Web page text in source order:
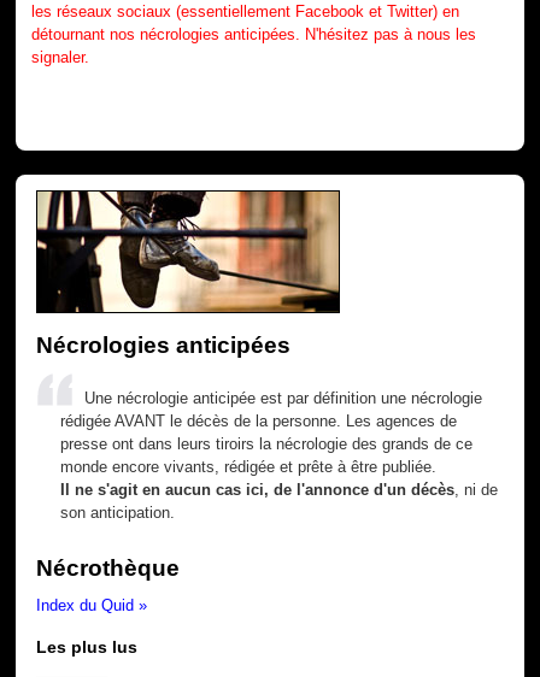
les réseaux sociaux (essentiellement Facebook et Twitter) en
détournant nos nécrologies anticipées. N'hésitez pas à nous les
signaler.
Nécrologies anticipées
Une nécrologie anticipée est par définition une nécrologie
rédigée AVANT le décès de la personne. Les agences de
presse ont dans leurs tiroirs la nécrologie des grands de ce
monde encore vivants, rédigée et prête à être publiée.
Il ne s'agit en aucun cas ici, de l'annonce d'un décès , ni de
son anticipation.
Nécrothèque
Index du Quid »
Les plus lus